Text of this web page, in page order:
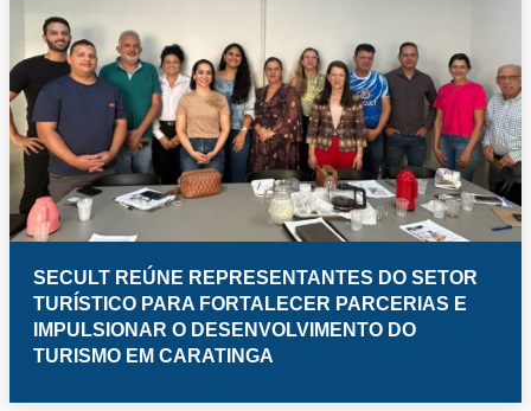
SECULT REÚNE REPRESENTANTES DO SETOR
TURÍSTICO PARA FORTALECER PARCERIAS E
IMPULSIONAR O DESENVOLVIMENTO DO
TURISMO EM CARATINGA